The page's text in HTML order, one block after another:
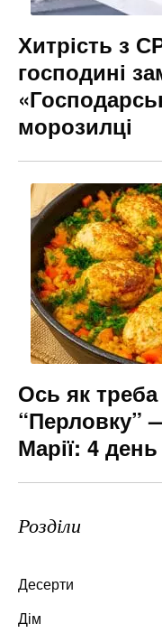
Хитрість з
господині
морозилці
Ось як треба
“Перловку”
Марії: 4
Розділи
Десерти
Дім